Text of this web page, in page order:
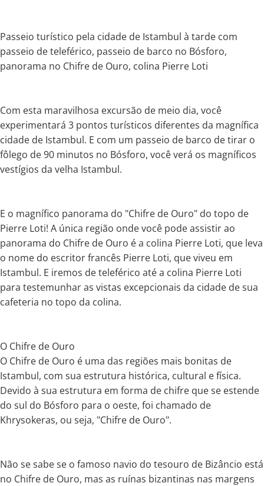
Passeio turístico pela cidade de Istambul à tarde com
passeio de teleférico, passeio de barco no Bósforo,
panorama no Chifre de Ouro, colina Pierre Loti
Com esta maravilhosa excursão de meio dia, você
experimentará 3 pontos turísticos diferentes da magnífica
cidade de Istambul. E com um passeio de barco de tirar o
fôlego de 90 minutos no Bósforo, você verá os magníficos
vestígios da velha Istambul.
E o magnífico panorama do "Chifre de Ouro" do topo de
Pierre Loti! A única região onde você pode assistir ao
panorama do Chifre de Ouro é a colina Pierre Loti, que leva
o nome do escritor francês Pierre Loti, que viveu em
Istambul. E iremos de teleférico até a colina Pierre Loti
para testemunhar as vistas excepcionais da cidade de sua
cafeteria no topo da colina.
O Chifre de Ouro
O Chifre de Ouro é uma das regiões mais bonitas de
Istambul, com sua estrutura histórica, cultural e física.
Devido à sua estrutura em forma de chifre que se estende
do sul do Bósforo para o oeste, foi chamado de
Khrysokeras, ou seja, "Chifre de Ouro".
Não se sabe se o famoso navio do tesouro de Bizâncio está
no Chifre de Ouro, mas as ruínas bizantinas nas margens